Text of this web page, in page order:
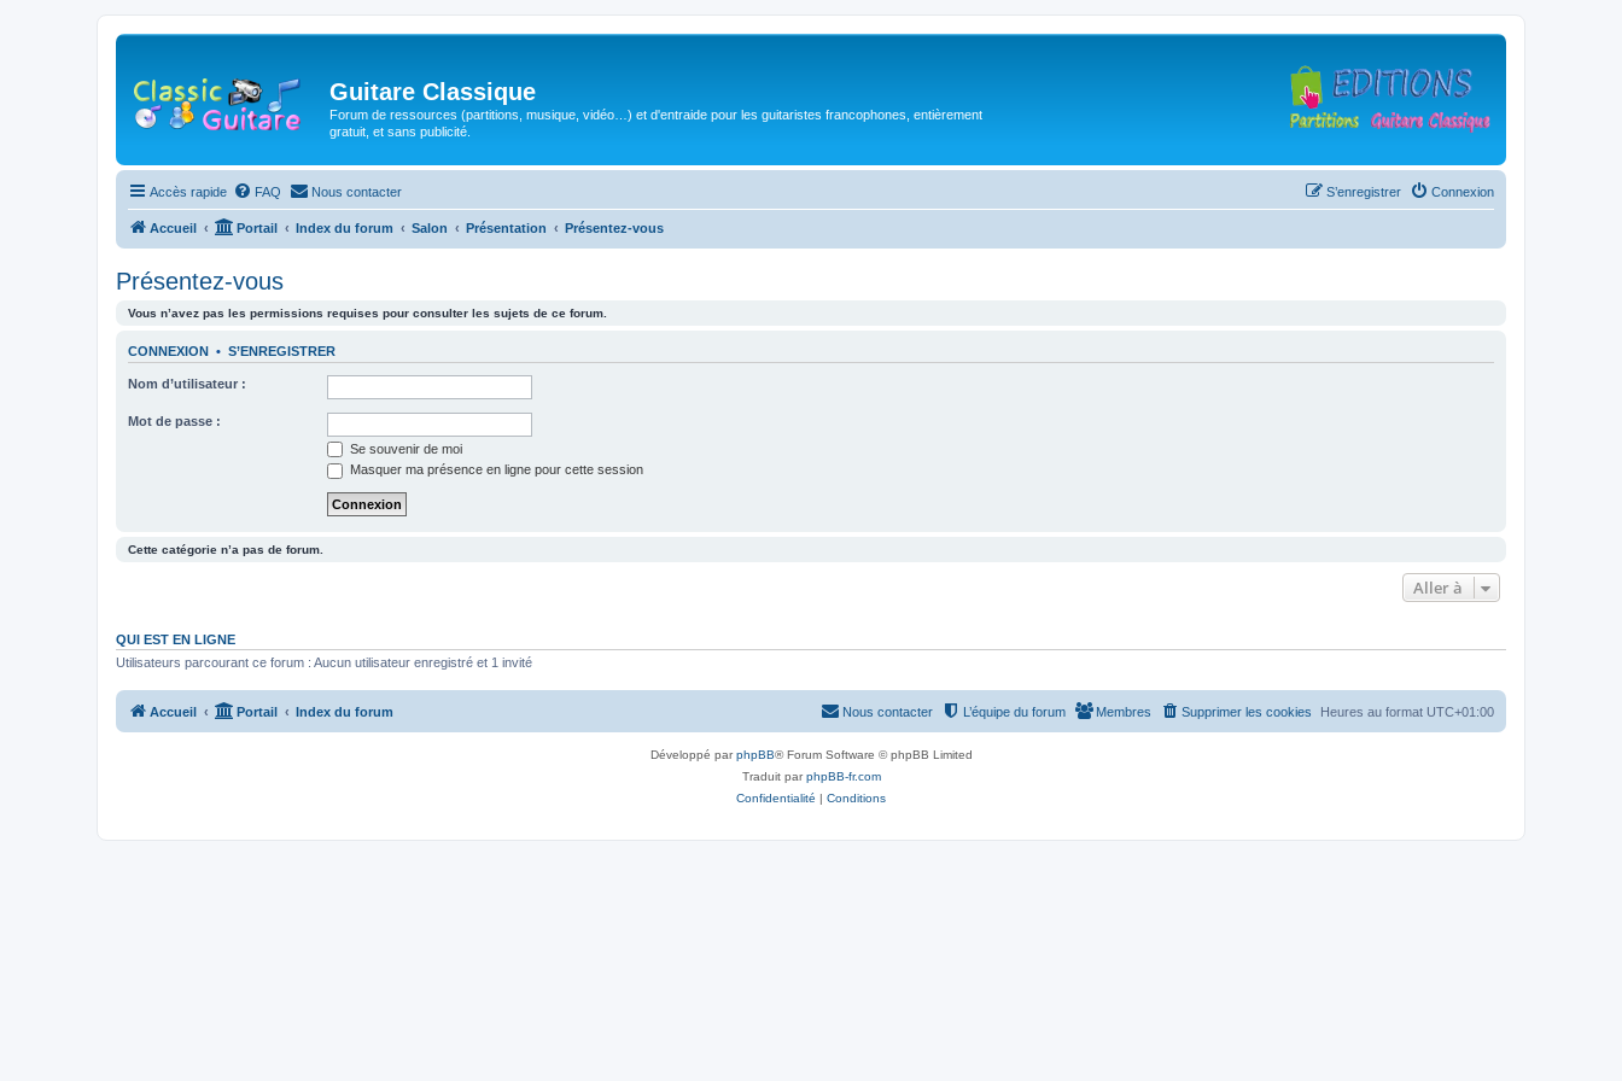
Guitare Classique
Forum de ressources (partitions, musique, vidéo…) et d'entraide pour les guitaristes francophones, entièrement
gratuit, et sans publicité.
Accès rapide FAQ Nous contacter Connexion
S’enregistrer
Accueil Portail Index du forum Salon Présentation Présentez-vous
Présentez-vous
Vous n’avez pas les permissions requises pour consulter les sujets de ce forum.
CONNEXION • S’ENREGISTRER
Nom d’utilisateur :
Mot de passe :
Se souvenir de moi
Masquer ma présence en ligne pour cette session
Cette catégorie n’a pas de forum.
Aller à
QUI EST EN LIGNE
Utilisateurs parcourant ce forum : Aucun utilisateur enregistré et 1 invité
Accueil Portail Index du forum Heures au format UTC+01:00
Supprimer les cookies
Membres
L’équipe du forum
Nous contacter
Développé parphpBB® Forum Software © phpBB Limited
Traduit parphpBB-fr.com
Confidentialité | Conditions